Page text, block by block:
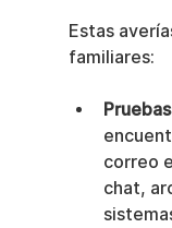
Estas
familiares:
correo
chat,